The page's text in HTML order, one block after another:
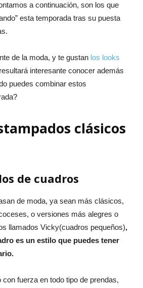
a continuación, son los que
esta temporada tras su puesta
de la moda, y te gustan los looks
interesante conocer además
puedes combinar estos
clásicos
de cuadros
de moda, ya sean más clásicos,
o versiones más alegres o
llamados Vicky(cuadros pequeños),
es un estilo que puedes tener
fuerza en todo tipo de prendas,